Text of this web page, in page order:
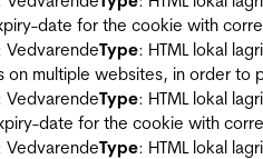
date for the cookie with
VedvarendeType: HTML lokal
on multiple websites, in order
VedvarendeType: HTML lokal
date for the cookie with
VedvarendeType: HTML lokal